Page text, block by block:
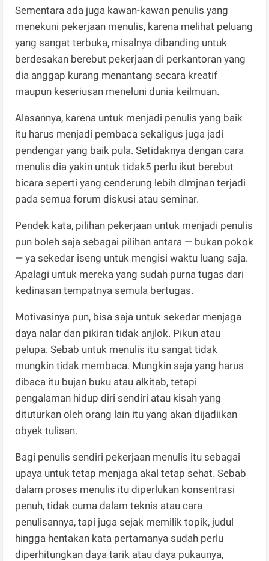
Sementara ada juga kawan-kawan penulis yang
menekuni pekerjaan menulis, karena melihat peluang
yang sangat terbuka, misalnya dibanding untuk
berdesakan berebut pekerjaan di perkantoran yang
dia anggap kurang menantang secara kreatif
maupun keseriusan meneluni dunia keilmuan.
Alasannya, karena untuk menjadi penulis yang baik
itu harus menjadi pembaca sekaligus juga jadi
pendengar yang baik pula. Setidaknya dengan cara
menulis dia yakin untuk tidak5 perlu ikut berebut
bicara seperti yang cenderung lebih dlmjnan terjadi
pada semua forum diskusi atau seminar.
Pendek kata, pilihan pekerjaan untuk menjadi penulis
pun boleh saja sebagai pilihan antara — bukan pokok
— ya sekedar iseng untuk mengisi waktu luang saja.
Apalagi untuk mereka yang sudah purna tugas dari
kedinasan tempatnya semula bertugas.
Motivasinya pun, bisa saja untuk sekedar menjaga
daya nalar dan pikiran tidak anjlok. Pikun atau
pelupa. Sebab untuk menulis itu sangat tidak
mungkin tidak membaca. Mungkin saja yang harus
dibaca itu bujan buku atau alkitab, tetapi
pengalaman hidup diri sendiri atau kisah yang
dituturkan oleh orang lain itu yang akan dijadiikan
obyek tulisan.
Bagi penulis sendiri pekerjaan menulis itu sebagai
upaya untuk tetap menjaga akal tetap sehat. Sebab
dalam proses menulis itu diperlukan konsentrasi
penuh, tidak cuma dalam teknis atau cara
penulisannya, tapi juga sejak memilik topik, judul
hingga hentakan kata pertamanya sudah perlu
diperhitungkan daya tarik atau daya pukaunya,